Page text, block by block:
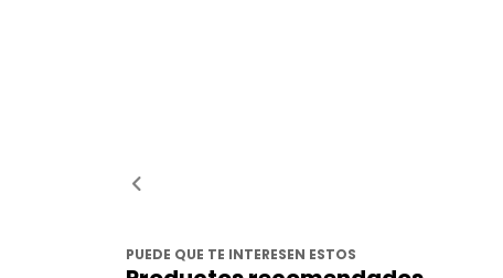
PUEDE QUE TE INTERESEN ESTOS